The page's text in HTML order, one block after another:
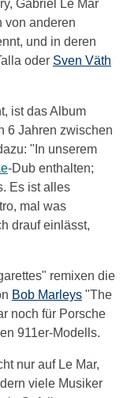
Gabriel Le Mar
von anderen
und in deren
oder Sven Väth
ist das Album
6 Jahren zwischen
"In unserem
-Dub enthalten;
Es ist alles
mal was
drauf einlässt,
remixen die
Bob Marleys "The
noch für Porsche
911er-Modells.
nur auf Le Mar,
viele Musiker